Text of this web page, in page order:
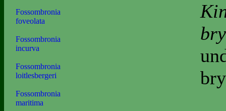
Fossombronia
foveolata
Fossombronia
incurva
Fossombronia
loitlesbergeri
Fossombronia
maritima